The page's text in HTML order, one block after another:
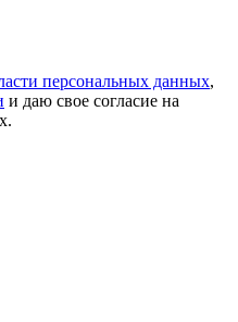
персональных данных,
и даю свое согласие на